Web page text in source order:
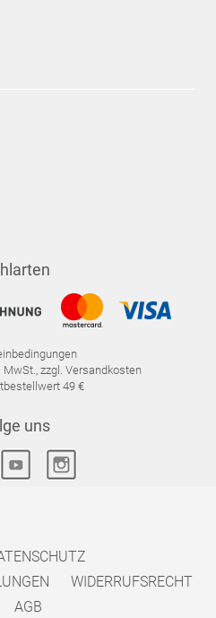
zzgl. Versandkosten
49 €
uns
WIDERRUFSRECHT
AGB